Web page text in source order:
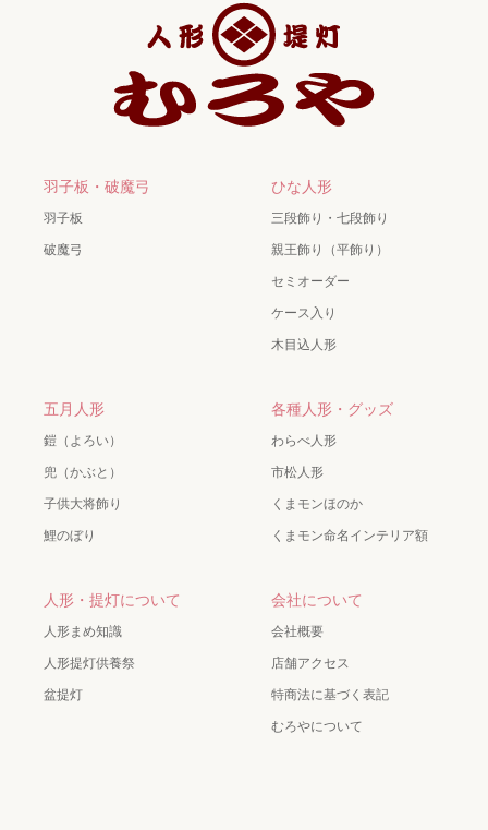
羽子板・破魔弓
羽子板
破魔弓
ひな人形
三段飾り・七段飾り
親王飾り（平飾り）
セミオーダー
ケース入り
木目込人形
五月人形
鎧（よろい）
兜（かぶと）
子供大将飾り
鯉のぼり
各種人形・グッズ
わらべ人形
市松人形
くまモンほのか
くまモン命名インテリア額
人形・提灯について
人形まめ知識
人形提灯供養祭
盆提灯
会社について
会社概要
店舗アクセス
特商法に基づく表記
むろやについて